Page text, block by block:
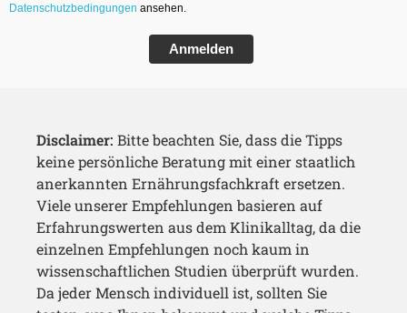
Datenschutzbedingungen ansehen.
Anmelden
Disclaimer: Bitte beachten Sie, dass die Tipps
keine persönliche Beratung mit einer staatlich
anerkannten Ernährungsfachkraft ersetzen.
Viele unserer Empfehlungen basieren auf
Erfahrungswerten aus dem Klinikalltag, da die
einzelnen Empfehlungen noch kaum in
wissenschaftlichen Studien überprüft wurden.
Da jeder Mensch individuell ist, sollten Sie